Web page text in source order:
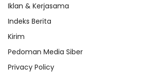
Iklan & Kerjasama
Indeks Berita
Kirim
Pedoman Media Siber
Privacy Policy